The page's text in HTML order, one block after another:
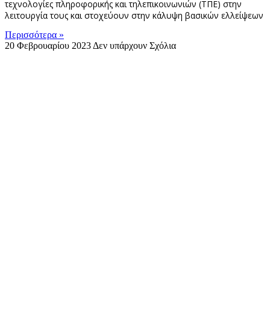
τεχνολογίες πληροφορικής και τηλεπικοινωνιών (ΤΠΕ) στην
λειτουργία τους και στοχεύουν στην κάλυψη βασικών ελλείψεων
Περισσότερα »
20 Φεβρουαρίου 2023 Δεν υπάρχουν Σχόλια